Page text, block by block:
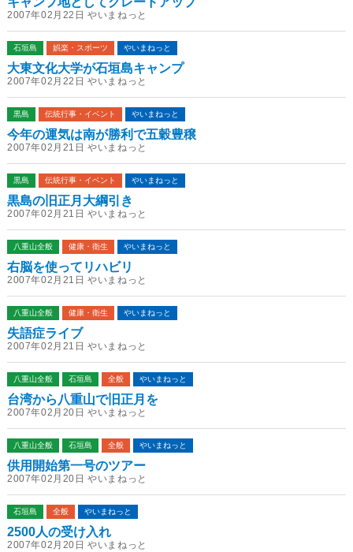
2007年02月22日 やいまねっと
石垣島 娯楽・スポーツ やいまねっと
大東文化大学が石垣島キャンプ
2007年02月22日 やいまねっと
黒島 伝統行事・イベント やいまねっと
今年の運気は南が勝利で五穀豊穣
2007年02月21日 やいまねっと
黒島 伝統行事・イベント やいまねっと
黒島の旧正月大綱引き
2007年02月21日 やいまねっと
八重山全般 健康・衛生 やいまねっと
右脳を使ってリハビリ
2007年02月21日 やいまねっと
八重山全般 健康・衛生 やいまねっと
失語症ライブ
2007年02月21日 やいまねっと
八重山全般 石垣島 全般 やいまねっと
台湾から八重山で旧正月を
2007年02月20日 やいまねっと
八重山全般 石垣島 全般 やいまねっと
供用開始第一号のツアー
2007年02月20日 やいまねっと
石垣島 全般 やいまねっと
2500人の受け入れ
2007年02月20日 やいまねっと